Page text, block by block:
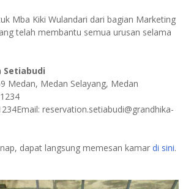
Mba Kiki Wulandari dari bagian Marketing
telah membantu semua urusan selama
Setiabudi
Medan, Medan Selayang, Medan
Email: reservation.setiabudi@grandhika-
dapat langsung memesan kamar di sini.